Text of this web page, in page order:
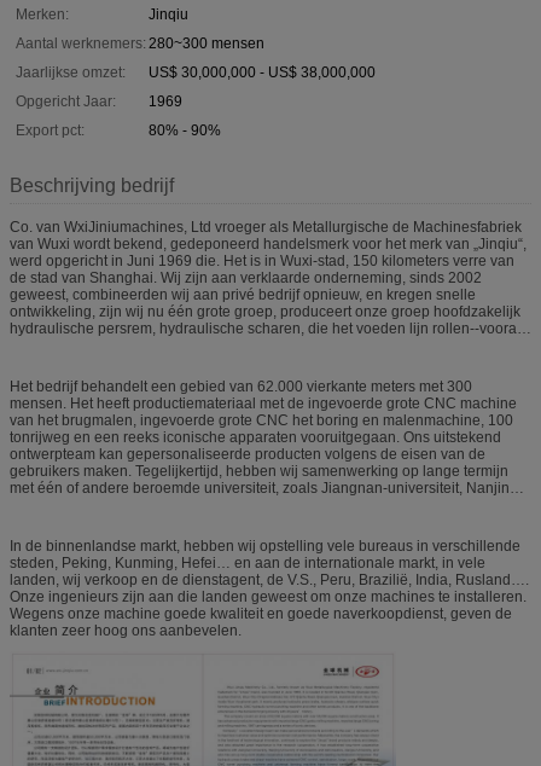
Merken:
Jinqiu
Aantal werknemers: 280~300 mensen
Jaarlijkse omzet:
US$ 30,000,000 - US$ 38,000,000
Opgericht Jaar:
1969
Export pct:
80% - 90%
Beschrijving bedrijf
Co. van WxiJiniumachines, Ltd vroeger als Metallurgische de Machinesfabriek
van Wuxi wordt bekend, gedeponeerd handelsmerk voor het merk van „Jinqiu“,
werd opgericht in Juni 1969 die. Het is in Wuxi-stad, 150 kilometers verre van
de stad van Shanghai. Wij zijn aan verklaarde onderneming, sinds 2002
geweest, combineerden wij aan privé bedrijf opnieuw, en kregen snelle
ontwikkeling, zijn wij nu één grote groep, produceert onze groep hoofdzakelijk
hydraulische persrem, hydraulische scharen, die het voeden lijn rollen--vooral
fabriek in China om deze machines van het metaalblad te maken.
Het bedrijf behandelt een gebied van 62.000 vierkante meters met 300
mensen. Het heeft productiemateriaal met de ingevoerde grote CNC machine
van het brugmalen, ingevoerde grote CNC het boring en malenmachine, 100
tonrijweg en een reeks iconische apparaten vooruitgegaan. Ons uitstekend
ontwerpteam kan gepersonaliseerde producten volgens de eisen van de
gebruikers maken. Tegelijkertijd, hebben wij samenwerking op lange termijn
met één of andere beroemde universiteit, zoals Jiangnan-universiteit, Nanjing-
Tegelijkertijd, hebben wij de certificatie van ISO en Ce-.
In de binnenlandse markt, hebben wij opstelling vele bureaus in verschillende
steden, Peking, Kunming, Hefei… en aan de internationale markt, in vele
landen, wij verkoop en de dienstagent, de V.S., Peru, Brazilië, India, Rusland….
Onze ingenieurs zijn aan die landen geweest om onze machines te installeren.
Wegens onze machine goede kwaliteit en goede naverkoopdienst, geven de
klanten zeer hoog ons aanbevelen.